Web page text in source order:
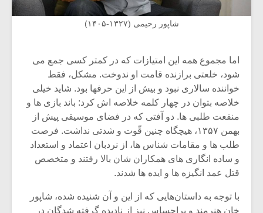
شاپور رحیمی (۱۳۲۷-۱۴۰۵)
اما مجموع همه این امتیازات که در کمتر کسی جمع می
شود، خلعتی برازنده قامت او ندوخت. مشکل، فقط
خواننده سالاری نبود و بیش از این حرفها بود. شاید خیلی
خلاصه بتوان در چهار کلمه خلاصه اش کرد: باند بازی ها و
منفعت طلبی ها. دو آفتی که در فضای موسیقی پیش از
بهمن ۱۳۵۷، هیچگاه چنین قّوت و شدتی نداشت. فرصت
طلب ها و مقامات شناس ها، از نردبان اعتماد و استعداد
و ساده انگاری های همکاران شان بالا رفتند و متخصص
قتل عمد انگیزه ها و ایده ها شدند.
با توجه به داستان‌هایی که از این و آن شنیده شده، شاپور
خان هنرمند و پراحساس نیز از نادیده گرفته شدگان در